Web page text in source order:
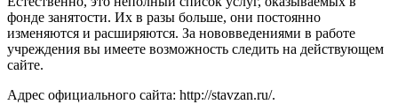
фонде занятости. Их в разы больше, они постоянно
изменяются и расширяются. За нововведениями в работе
учреждения вы имеете возможность следить на действующем
сайте.
Адрес официального сайта: http://stavzan.ru/.